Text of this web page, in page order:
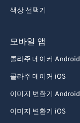
색상 선택기
모바일 앱
콜라주 메이커 Android
콜라주 메이커 iOS
이미지 변환기 Android
이미지 변환기 iOS